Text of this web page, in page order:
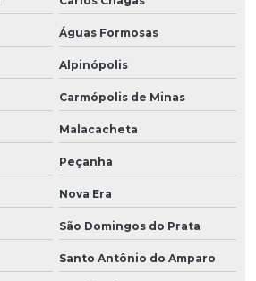
Águas Formosas
Alpinópolis
Carmópolis de Minas
Malacacheta
Peçanha
Nova Era
São Domingos do Prata
Santo Antônio do Amparo